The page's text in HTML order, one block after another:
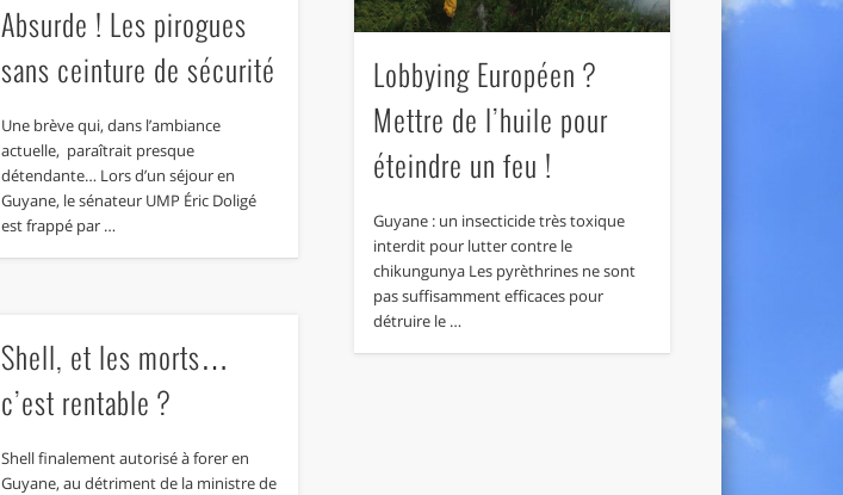
Absurde ! Les pirogues
sans ceinture de sécurité
Une brève qui, dans l’ambiance
actuelle, paraîtrait presque
détendante… Lors d’un séjour en
Guyane, le sénateur UMP Éric Doligé
est frappé par …
Lobbying Européen ?
Mettre de l’huile pour
éteindre un feu !
Guyane : un insecticide très toxique
interdit pour lutter contre le
chikungunya Les pyrèthrines ne sont
pas suffisamment efficaces pour
détruire le …
Shell, et les morts…
c’est rentable ?
Shell finalement autorisé à forer en
Guyane, au détriment de la ministre de